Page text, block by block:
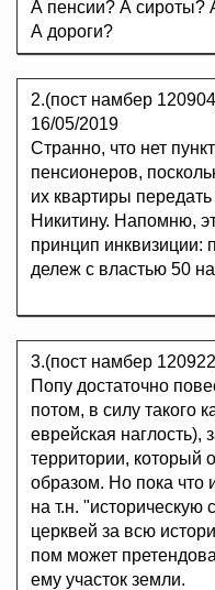
А пенсии? А сироты?
А дороги?
2.(пост намбер
16/05/2019
Странно, что нет
пенсионеров,
их квартиры
Никитину. Напомню,
принцип инквизиции:
дележ с властью 50
3.(пост намбер
Попу достаточно
потом, в силу такого
еврейская наглость),
территории, который
образом. Но пока
на т.н. "историческую
церквей за всю
пом может
ему участок земли.